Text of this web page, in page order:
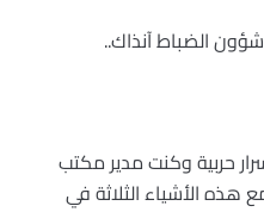
الضباط آنذاك..
حربية وكنت مدير مكتب
هذه الأشياء الثلاثة في